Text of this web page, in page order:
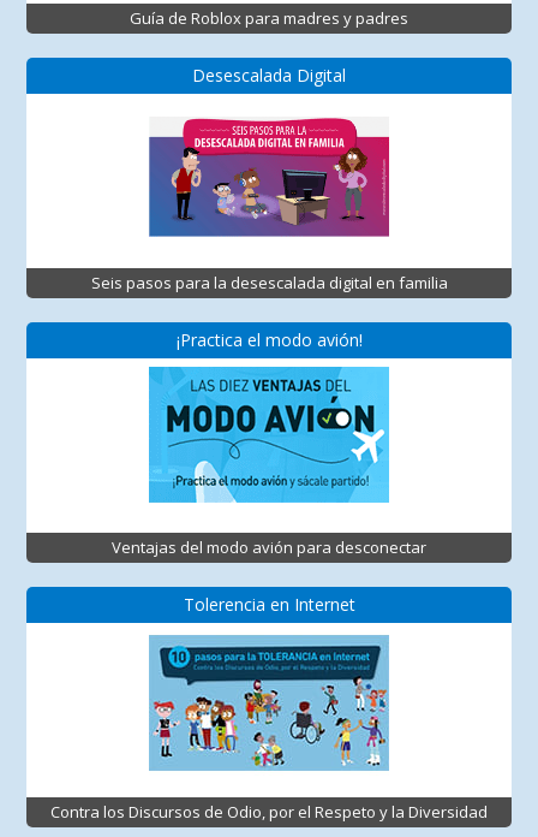
Guía de Roblox para madres y padres
Desescalada Digital
Seis pasos para la desescalada digital en familia
¡Practica el modo avión!
Ventajas del modo avión para desconectar
Tolerencia en Internet
Contra los Discursos de Odio, por el Respeto y la Diversidad